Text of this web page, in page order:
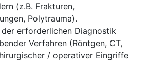
(z.B. Frakturen,
Polytrauma).
erforderlichen Diagnostik
Verfahren (Röntgen, CT,
/ operativer Eingriffe